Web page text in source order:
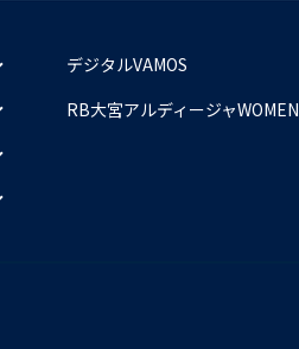
デジタルVAMOS
RB大宮アルディージャWOMEN